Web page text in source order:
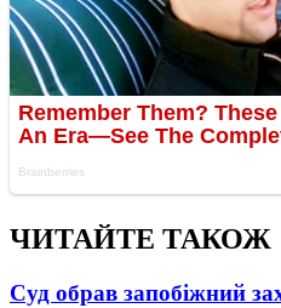
ЧИТАЙТЕ ТАКОЖ
Суд обрав запобіжний